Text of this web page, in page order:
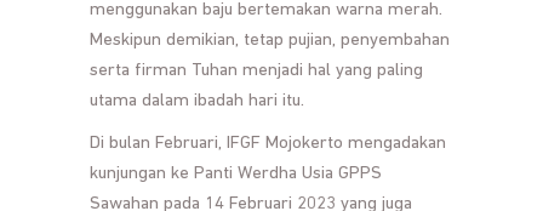
menggunakan baju bertemakan warna merah.
Meskipun demikian, tetap pujian, penyembahan
serta firman Tuhan menjadi hal yang paling
utama dalam ibadah hari itu.
Di bulan Februari, IFGF Mojokerto mengadakan
kunjungan ke Panti Werdha Usia GPPS
Sawahan pada 14 Februari 2023 yang juga